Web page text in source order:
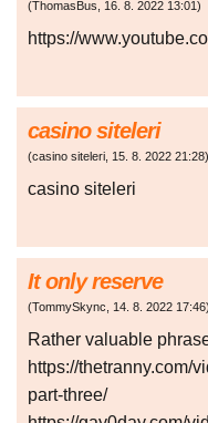
(ThomasBus, 16. 8. 2022 13:01)
https://
casino siteleri
(casino siteleri, 15. 8. 2022 21:28)
casino siteleri
It only reserve
(TommySkync, 14. 8. 2022 17:46)
Rather valuable
https://thetranny.com/
part-three/